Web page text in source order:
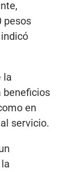
pesos
la
beneficios
en
servicio.